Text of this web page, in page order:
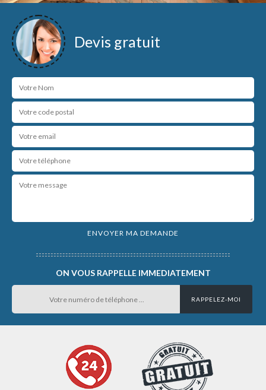
Devis gratuit
ON VOUS RAPPELLE IMMEDIATEMENT